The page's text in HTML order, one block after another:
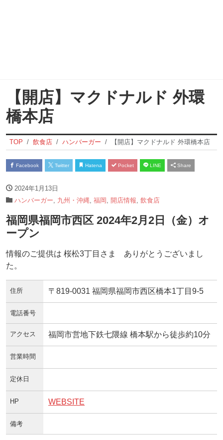
【開店】マクドナルド 外環
橋本店
TOP 飲食店 ハンバーガー 【開店】マクドナルド 外環橋本店
Facebook Twitter Hatena Pocket LINE Share
2024年1月13日
ハンバーガー
九州・沖縄 福岡 開店情報 飲食店
福岡県福岡市西区 2024年2月2日（金）オ
ープン
情報のご提供は 桜松3丁目さま ありがとうございまし
た。
住所 〒819-0031 福岡県福岡市西区橋本1丁目9-5
電話番号
アクセス 福岡市営地下鉄七隈線 橋本駅から徒歩約10分
営業時間
定休日
HP WEBSITE
備考